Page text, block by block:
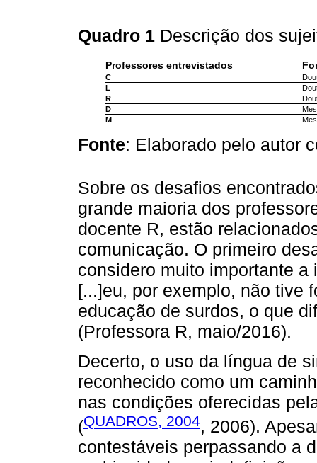
Quadro 1 Descrição dos
Professores entrevistados
C
L
R
D
M
Fonte: Elaborado pelo autor
Sobre os desafios
grande maioria dos
docente R, estão
comunicação. O primeiro
considero muito importante
[...]eu, por exemplo, não tive
educação de surdos, o que
(Professora R, maio/2016).
Decerto, o uso da língua de
reconhecido como um
nas condições oferecidas
(QUADROS, 2004, 2006).
contestáveis perpassando a